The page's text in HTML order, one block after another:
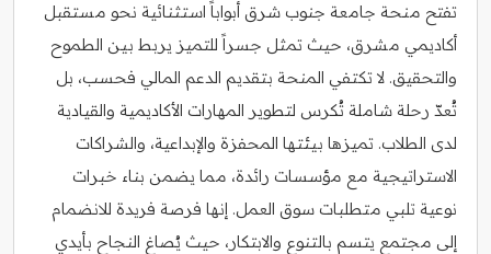
تفتح منحة جامعة جنوب شرق أبواباً استثنائية نحو مستقبل
أكاديمي مشرق، حيث تمثل جسراً للتميز يربط بين الطموح
والتحقيق. لا تكتفي المنحة بتقديم الدعم المالي فحسب، بل
تُعدّ رحلة شاملة تُكرس لتطوير المهارات الأكاديمية والقيادية
لدى الطلاب. تميزها بيئتها المحفزة والإبداعية، والشراكات
الاستراتيجية مع مؤسسات رائدة، مما يضمن بناء خبرات
نوعية تلبي متطلبات سوق العمل. إنها فرصة فريدة للانضمام
إلى مجتمع يتسم بالتنوع والابتكار، حيث يُصاغ النجاح بأيدي